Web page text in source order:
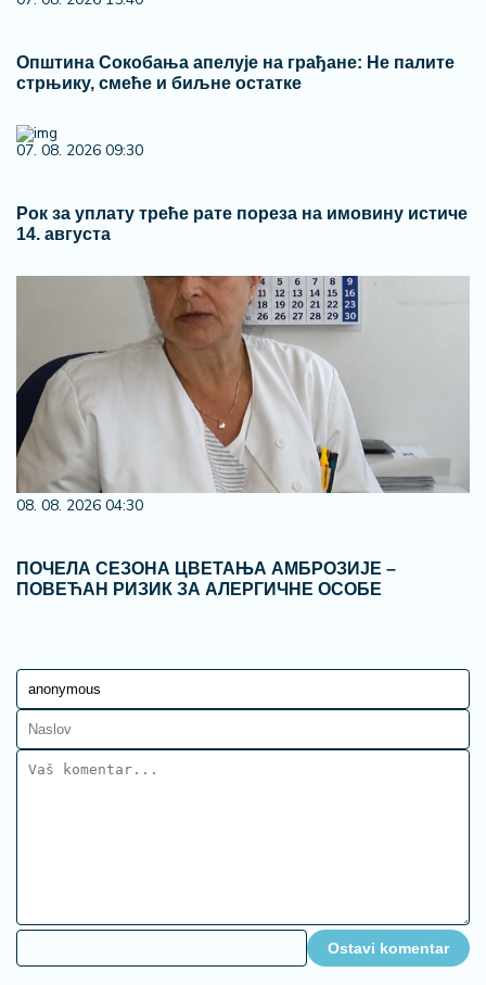
Општина Сокобања апелује на грађане: Не палите
стрњику, смеће и биљне остатке
07. 08. 2026 09:30
Рок за уплату треће рате пореза на имовину истиче
14. августа
08. 08. 2026 04:30
ПОЧЕЛА СЕЗОНА ЦВЕТАЊА АМБРОЗИЈЕ –
ПОВЕЋАН РИЗИК ЗА АЛЕРГИЧНЕ ОСОБЕ
Ostavi komentar